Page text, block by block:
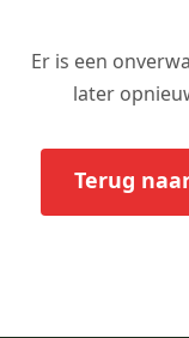
Er is een
later
Terug